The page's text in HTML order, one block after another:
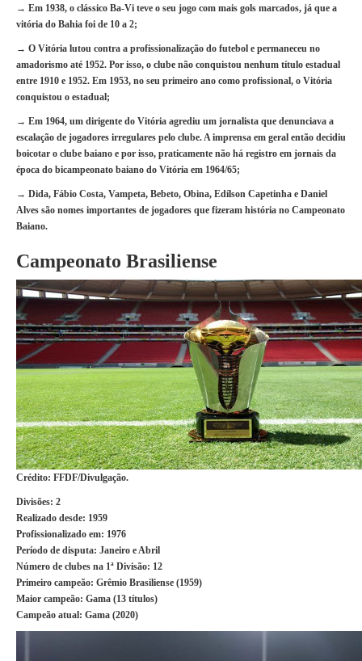
→ Em 1938, o clássico Ba-Vi teve o seu jogo com mais gols marcados, já que a
vitória do Bahia foi de 10 a 2;
→ O Vitória lutou contra a profissionalização do futebol e permaneceu no
amadorismo até 1952. Por isso, o clube não conquistou nenhum título estadual
entre 1910 e 1952. Em 1953, no seu primeiro ano como profissional, o Vitória
conquistou o estadual;
→ Em 1964, um dirigente do Vitória agrediu um jornalista que denunciava a
escalação de jogadores irregulares pelo clube. A imprensa em geral então decidiu
boicotar o clube baiano e por isso, praticamente não há registro em jornais da
época do bicampeonato baiano do Vitória em 1964/65;
→ Dida, Fábio Costa, Vampeta, Bebeto, Obina, Edílson Capetinha e Daniel
Alves são nomes importantes de jogadores que fizeram história no Campeonato
Baiano.
Campeonato Brasiliense
Crédito: FFDF/Divulgação.
Divisões: 2
Realizado desde: 1959
Profissionalizado em: 1976
Período de disputa: Janeiro e Abril
Número de clubes na 1ª Divisão: 12
Primeiro campeão: Grêmio Brasiliense (1959)
Maior campeão: Gama (13 títulos)
Campeão atual: Gama (2020)